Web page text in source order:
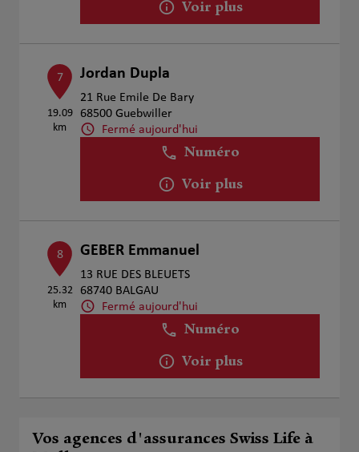
Voir plus
7
19.09
km
Jordan Dupla
21 Rue Emile De Bary
68500 Guebwiller
Fermé aujourd'hui
Numéro
Voir plus
8
25.32
km
GEBER Emmanuel
13 RUE DES BLEUETS
68740 BALGAU
Fermé aujourd'hui
Numéro
Voir plus
Vos agences d'assurances Swiss Life à